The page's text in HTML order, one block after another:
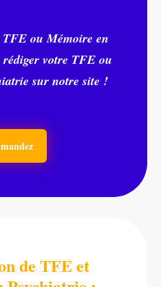
ou Mémoire en
votre TFE ou
sur notre site !
de TFE et